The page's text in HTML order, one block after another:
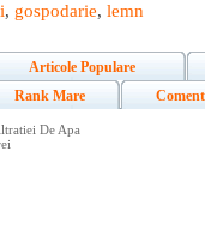
, gospodarie, lemn
Articole Populare
Rank Mare
De Apa